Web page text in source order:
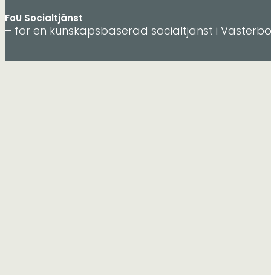
FoU Socialtjänst
– för en kunskapsbaserad socialtjänst i